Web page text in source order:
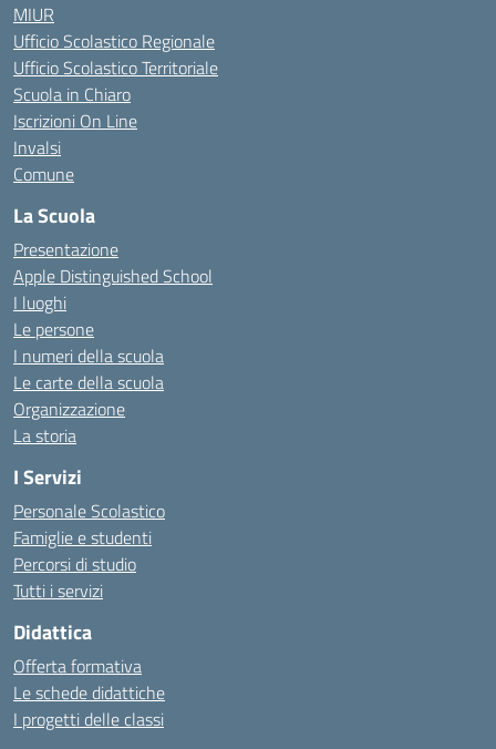
MIUR
Ufficio Scolastico Regionale
Ufficio Scolastico Territoriale
Scuola in Chiaro
Iscrizioni On Line
Invalsi
Comune
La Scuola
Presentazione
Apple Distinguished School
I luoghi
Le persone
I numeri della scuola
Le carte della scuola
Organizzazione
La storia
I Servizi
Personale Scolastico
Famiglie e studenti
Percorsi di studio
Tutti i servizi
Didattica
Offerta formativa
Le schede didattiche
I progetti delle classi